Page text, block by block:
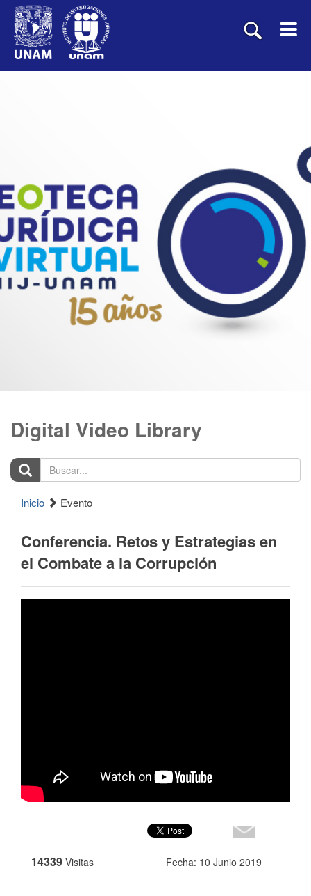
Digital Video Library
Buscar...
Inicio Evento
Conferencia. Retos y Estrategias en
el Combate a la Corrupción
14339 Visitas Fecha: 10 Junio 2019